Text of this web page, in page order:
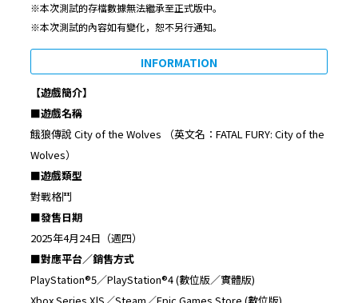
※本次測試的存檔數據無法繼承至正式版中。
※本次測試的內容如有變化，恕不另行通知。
INFORMATION
【遊戲簡介】
■遊戲名稱
餓狼傳說 City of the Wolves （英文名：FATAL FURY: City of the
Wolves）
■遊戲類型
對戰格鬥
■發售日期
2025年4月24日（週四）
■對應平台／銷售方式
PlayStation®5／PlayStation®4 (數位版／實體版)